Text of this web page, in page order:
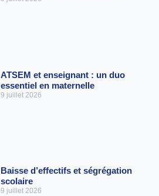
ATSEM et enseignant : un duo
essentiel en maternelle
9 juillet 2026
Baisse d’effectifs et ségrégation
scolaire
9 juillet 2026